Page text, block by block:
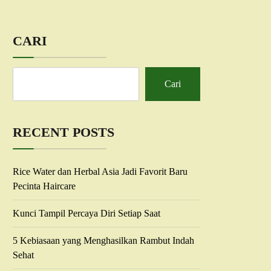
CARI
Cari
RECENT POSTS
Rice Water dan Herbal Asia Jadi Favorit Baru
Pecinta Haircare
Kunci Tampil Percaya Diri Setiap Saat
5 Kebiasaan yang Menghasilkan Rambut Indah
Sehat